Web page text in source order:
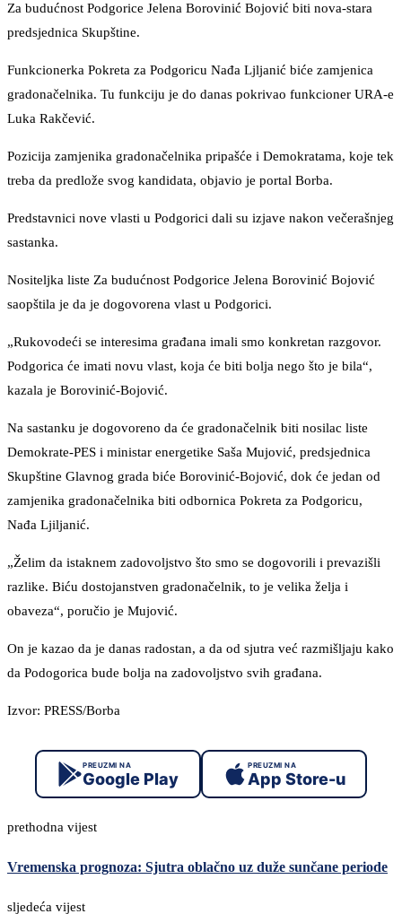
Za budućnost Podgorice Jelena Borovinić Bojović biti nova-stara
predsjednica Skupštine.
Funkcionerka Pokreta za Podgoricu Nađa Ljljanić biće zamjenica
gradonačelnika. Tu funkciju je do danas pokrivao funkcioner URA-e
Luka Rakčević.
Pozicija zamjenika gradonačelnika pripašće i Demokratama, koje tek
treba da predlože svog kandidata, objavio je portal Borba.
Predstavnici nove vlasti u Podgorici dali su izjave nakon večerašnjeg
sastanka.
Nositeljka liste Za budućnost Podgorice Jelena Borovinić Bojović
saopštila je da je dogovorena vlast u Podgorici.
„Rukovodeći se interesima građana imali smo konkretan razgovor.
Podgorica će imati novu vlast, koja će biti bolja nego što je bila“,
kazala je Borovinić-Bojović.
Na sastanku je dogovoreno da će gradonačelnik biti nosilac liste
Demokrate-PES i ministar energetike Saša Mujović, predsjednica
Skupštine Glavnog grada biće Borovinić-Bojović, dok će jedan od
zamjenika gradonačelnika biti odbornica Pokreta za Podgoricu,
Nađa Ljiljanić.
„Želim da istaknem zadovoljstvo što smo se dogovorili i prevazišli
razlike. Biću dostojanstven gradonačelnik, to je velika želja i
obaveza“, poručio je Mujović.
On je kazao da je danas radostan, a da od sjutra već razmišljaju kako
da Podogorica bude bolja na zadovoljstvo svih građana.
Izvor: PRESS/Borba
PREUZMI NA
Google Play
PREUZMI NA
App Store-u
prethodna vijest
Vremenska prognoza: Sjutra oblačno uz duže sunčane periode
sljedeća vijest